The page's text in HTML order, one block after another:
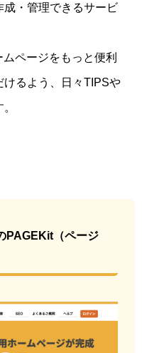
成・管理できるサービ
ページをもっと便利
けるよう、日々TIPSや
PAGEKit（ページ